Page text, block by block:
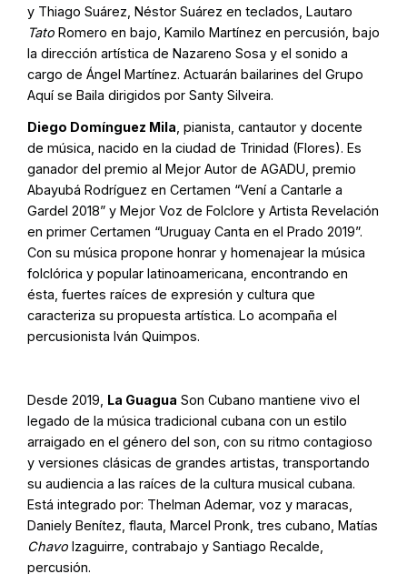
y Thiago Suárez, Néstor Suárez en teclados, Lautaro
Tato Romero en bajo, Kamilo Martínez en percusión, bajo
la dirección artística de Nazareno Sosa y el sonido a
cargo de Ángel Martínez. Actuarán bailarines del Grupo
Aquí se Baila dirigidos por Santy Silveira.
Diego Domínguez Mila , pianista, cantautor y docente
de música, nacido en la ciudad de Trinidad (Flores). Es
ganador del premio al Mejor Autor de AGADU, premio
Abayubá Rodríguez en Certamen “Vení a Cantarle a
Gardel 2018” y Mejor Voz de Folclore y Artista Revelación
en primer Certamen “Uruguay Canta en el Prado 2019”.
Con su música propone honrar y homenajear la música
folclórica y popular latinoamericana, encontrando en
ésta, fuertes raíces de expresión y cultura que
caracteriza su propuesta artística. Lo acompaña el
percusionista Iván Quimpos.
Desde 2019, La Guagua Son Cubano mantiene vivo el
legado de la música tradicional cubana con un estilo
arraigado en el género del son, con su ritmo contagioso
y versiones clásicas de grandes artistas, transportando
su audiencia a las raíces de la cultura musical cubana.
Está integrado por: Thelman Ademar, voz y maracas,
Daniely Benítez, flauta, Marcel Pronk, tres cubano, Matías
Chavo Izaguirre, contrabajo y Santiago Recalde,
percusión.